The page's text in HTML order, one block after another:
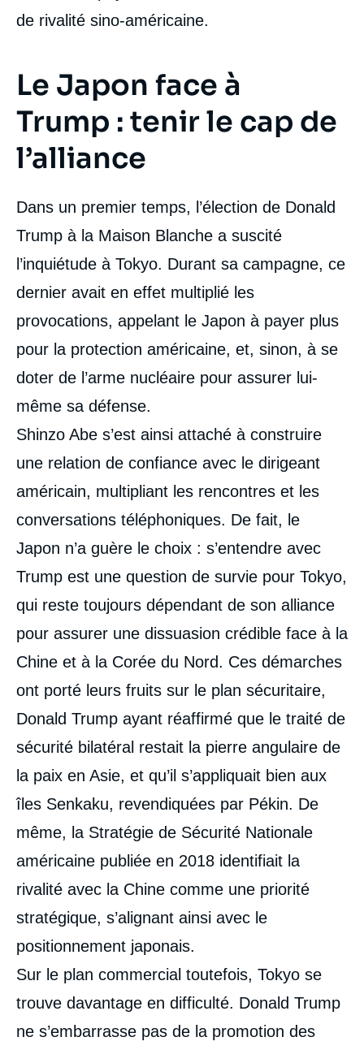
de rivalité sino-américaine.
Le Japon face à
Trump : tenir le cap de
l’alliance
Dans un premier temps, l’élection de Donald
Trump à la Maison Blanche a suscité
l’inquiétude à Tokyo. Durant sa campagne, ce
dernier avait en effet multiplié les
provocations, appelant le Japon à payer plus
pour la protection américaine, et, sinon, à se
doter de l’arme nucléaire pour assurer lui-
même sa défense.
Shinzo Abe s’est ainsi attaché à construire
une relation de confiance avec le dirigeant
américain, multipliant les rencontres et les
conversations téléphoniques. De fait, le
Japon n’a guère le choix : s’entendre avec
Trump est une question de survie pour Tokyo,
qui reste toujours dépendant de son alliance
pour assurer une dissuasion crédible face à la
Chine et à la Corée du Nord. Ces démarches
ont porté leurs fruits sur le plan sécuritaire,
Donald Trump ayant réaffirmé que le traité de
sécurité bilatéral restait la pierre angulaire de
la paix en Asie, et qu’il s’appliquait bien aux
îles Senkaku, revendiquées par Pékin. De
même, la Stratégie de Sécurité Nationale
américaine publiée en 2018 identifiait la
rivalité avec la Chine comme une priorité
stratégique, s’alignant ainsi avec le
positionnement japonais.
Sur le plan commercial toutefois, Tokyo se
trouve davantage en difficulté. Donald Trump
ne s’embarrasse pas de la promotion des